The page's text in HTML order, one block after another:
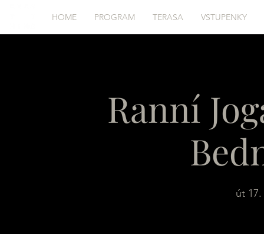
HOME PROGRAM TERASA VSTUPENKY
Ranní
út 17.